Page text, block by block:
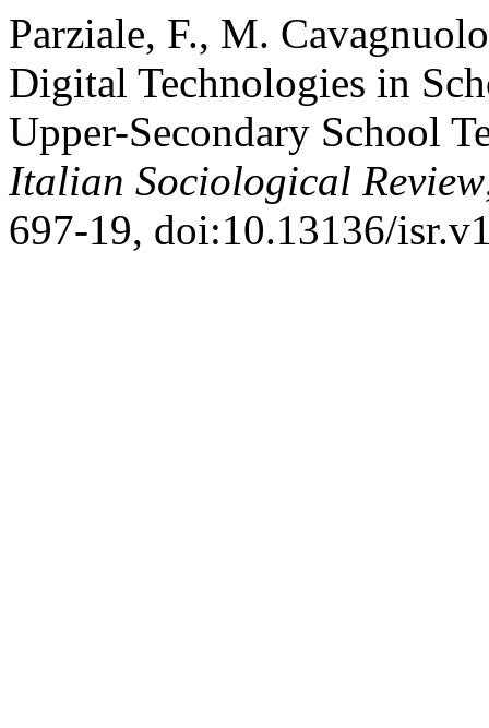
Parziale, F., M.
Digital Technologies in
Upper-Secondary School
Italian Sociological Review
697-19, doi:10.13136/